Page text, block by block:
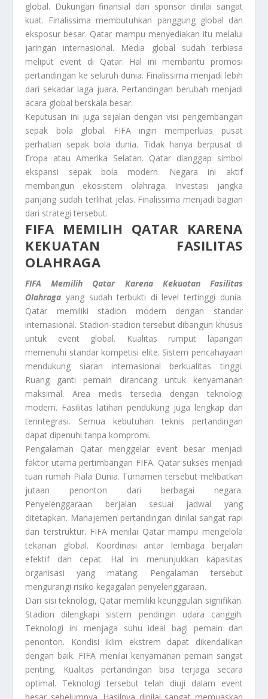
global. Dukungan finansial dan sponsor dinilai sangat
kuat. Finalissima membutuhkan panggung global dan
eksposur besar. Qatar mampu menyediakan itu melalui
jaringan internasional. Media global sudah terbiasa
meliput event di Qatar. Hal ini membantu promosi
pertandingan ke seluruh dunia. Finalissima menjadi lebih
dari sekadar laga juara. Pertandingan berubah menjadi
acara global berskala besar.
Keputusan ini juga sejalan dengan visi pengembangan
sepak bola global. FIFA ingin memperluas pusat
perhatian sepak bola dunia. Tidak hanya berpusat di
Eropa atau Amerika Selatan. Qatar dianggap simbol
ekspansi sepak bola modern. Negara ini aktif
membangun ekosistem olahraga. Investasi jangka
panjang sudah terlihat jelas. Finalissima menjadi bagian
dari strategi tersebut.
FIFA MEMILIH QATAR KARENA
KEKUATAN FASILITAS
OLAHRAGA
FIFA Memilih Qatar Karena Kekuatan Fasilitas
Olahraga yang sudah terbukti di level tertinggi dunia.
Qatar memiliki stadion modern dengan standar
internasional. Stadion-stadion tersebut dibangun khusus
untuk event global. Kualitas rumput lapangan
memenuhi standar kompetisi elite. Sistem pencahayaan
mendukung siaran internasional berkualitas tinggi.
Ruang ganti pemain dirancang untuk kenyamanan
maksimal. Area medis tersedia dengan teknologi
modern. Fasilitas latihan pendukung juga lengkap dan
terintegrasi. Semua kebutuhan teknis pertandingan
dapat dipenuhi tanpa kompromi.
Pengalaman Qatar menggelar event besar menjadi
faktor utama pertimbangan FIFA. Qatar sukses menjadi
tuan rumah Piala Dunia. Turnamen tersebut melibatkan
jutaan penonton dari berbagai negara.
Penyelenggaraan berjalan sesuai jadwal yang
ditetapkan. Manajemen pertandingan dinilai sangat rapi
dan terstruktur. FIFA menilai Qatar mampu mengelola
tekanan global. Koordinasi antar lembaga berjalan
efektif dan cepat. Hal ini menunjukkan kapasitas
organisasi yang matang. Pengalaman tersebut
mengurangi risiko kegagalan penyelenggaraan.
Dari sisi teknologi, Qatar memiliki keunggulan signifikan.
Stadion dilengkapi sistem pendingin udara canggih.
Teknologi ini menjaga suhu ideal bagi pemain dan
penonton. Kondisi iklim ekstrem dapat dikendalikan
dengan baik. FIFA menilai kenyamanan pemain sangat
penting. Kualitas pertandingan bisa terjaga secara
optimal. Teknologi tersebut telah diuji dalam event